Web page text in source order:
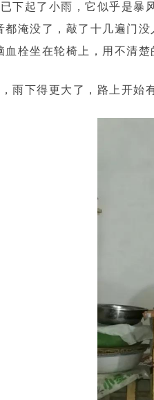
起了小雨，它似乎是暴
都淹没了，敲了十几遍门
血栓坐在轮椅上，用不清楚
下得更大了，路上开始